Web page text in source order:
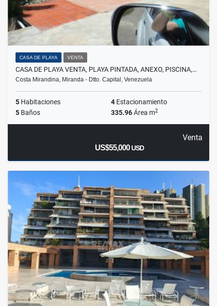
CASA DE PLAYA VENTA
CASA DE PLAYA VENTA, PLAYA PINTADA, ANEXO, PISCINA,…
Costa Mirandina, Miranda - Dtto. Capital, Venezuela
5 Habitaciones 4 Estacionamiento
5 Baños 335.96Área m2
Venta
US$55,000USD